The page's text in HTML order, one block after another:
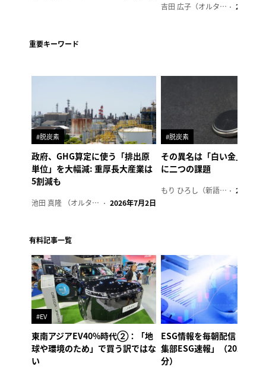
吉田 広子（オルタナ輪番編集長） 2026年6
重要キーワード
#脱炭素
政府、GHG算定に使う「排出原
単位」を大幅減: 重厚長大産業は
5割減も
池田 真隆 （オルタナ輪番編集長） 2026年7月2日
#脱炭素
その異名は「白い金」、リ
に二つの課題
もり ひろし（新語ウォッチャー） 2023年7
有料記事一覧
#EV
東南アジアEV40%時代②：「地
球や環境のため」で買う訳ではな
い
ESG情報を毎朝配信「オル
集部ESG速報」（2026年8
分）